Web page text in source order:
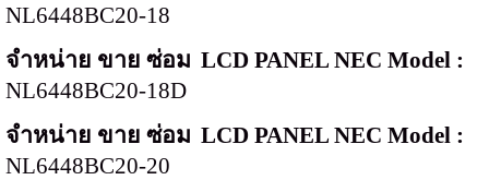
NL6448BC20-18
จำหน่าย ขาย ซ่อม LCD PANEL NEC Model :
NL6448BC20-18D
จำหน่าย ขาย ซ่อม LCD PANEL NEC Model :
NL6448BC20-20